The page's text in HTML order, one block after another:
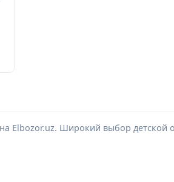
Elbozor.uz. Широкий выбор